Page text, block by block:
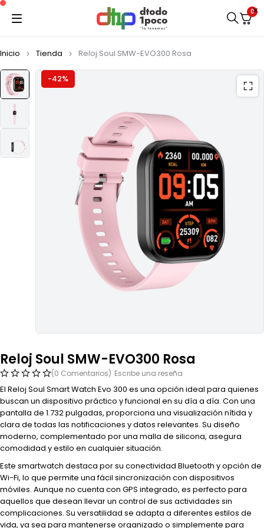
0
Inicio Tienda Reloj Soul SMW-EVO300 Rosa
-42%
Reloj Soul SMW-EVO300 Rosa
(0 Comentarios) Escribe una reseña
El Reloj Soul Smart Watch Evo 300 es una opción ideal para quienes
buscan un dispositivo práctico y funcional en su día a día. Con una
pantalla de 1.732 pulgadas, proporciona una visualización nítida y
clara de todas las notificaciones y datos relevantes. Su diseño
moderno, complementado por una malla de silicona, asegura
comodidad y estilo en cualquier situación.
Este smartwatch destaca por su conectividad Bluetooth y opción de
Wi-Fi, lo que permite una fácil sincronización con dispositivos
móviles. Aunque no cuenta con GPS integrado, es perfecto para
aquellos que desean llevar un control de sus actividades sin
complicaciones. Su versatilidad se adapta a diferentes estilos de
vida, ya sea para mantenerse organizado o simplemente para